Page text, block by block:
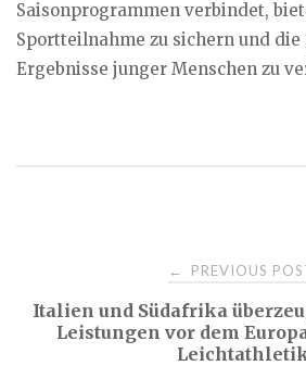
Saisonprogrammen verbindet,
Sportteilnahme zu sichern und
Ergebnisse junger Menschen zu
navigation
← PREVIOUS
Italien und Südafrika
Leistungen vor dem